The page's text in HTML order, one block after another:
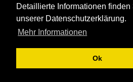
Detaillierte Informationen finden
unserer Datenschutzerklärung.
Mehr Informationen
Ok